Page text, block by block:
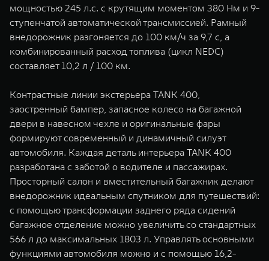
мощностью 245 л.с. с крутящим моментом 380 Нм и 9-
ступенчатой автоматической трансмиссией. Рамный
внедорожник разгоняется до 100 км/ч за 9,7 с, а
комбинированный расход топлива (цикл NEDC)
составляет 10,2 л / 100 км.
Контрастные линии экстерьера TANK 400,
заостренный бампер, запасное колесо на багажной
двери в навесном чехле и оригинальные фары
формируют современный и динамичный силуэт
автомобиля. Каждая деталь интерьера TANK 400
разработана с заботой о водителе и пассажирах.
Просторный салон и вместительный багажник делают
внедорожник идеальным спутником для путешествий:
с помощью трансформации заднего ряда сидений
багажное отделение можно увеличить со стандартных
566 л до максимальных 1803 л. Управлять основными
функциями автомобиля можно и с помощью 16,2-